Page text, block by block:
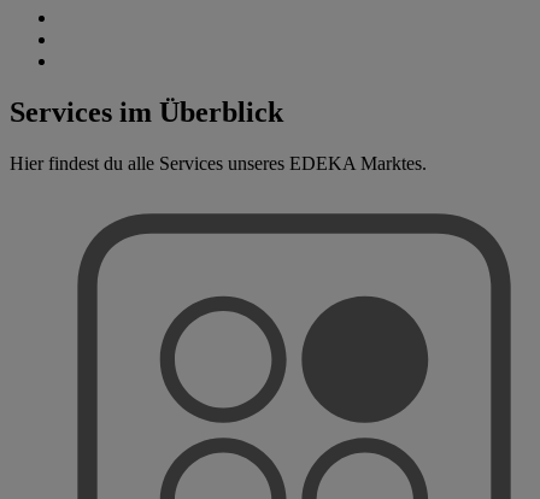
Services im Überblick
Hier findest du alle Services unseres EDEKA Marktes.